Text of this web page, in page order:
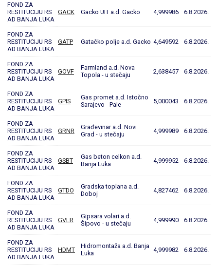
FOND ZA
RESTITUCIJU RS
AD BANJA LUKA
GACK Gacko UIT a.d. Gacko 4,999986 6.8.2026.
FOND ZA
RESTITUCIJU RS
AD BANJA LUKA
GATP Gatačko polje a.d. Gacko 4,649592 6.8.2026.
FOND ZA
RESTITUCIJU RS
AD BANJA LUKA
GOVF
Farmland a.d. Nova
Topola - u stečaju
2,638457 6.8.2026.
FOND ZA
RESTITUCIJU RS
AD BANJA LUKA
GPIS
Gas promet a.d. Istočno
Sarajevo - Pale
5,000043 6.8.2026.
FOND ZA
RESTITUCIJU RS
AD BANJA LUKA
GRNR
Građevinar a.d. Novi
Grad - u stečaju
4,999989 6.8.2026.
FOND ZA
RESTITUCIJU RS
AD BANJA LUKA
GSBT
Gas beton celkon a.d.
Banja Luka
4,999952 6.8.2026.
FOND ZA
RESTITUCIJU RS
AD BANJA LUKA
GTDO
Gradska toplana a.d.
Doboj
4,827462 6.8.2026.
FOND ZA
RESTITUCIJU RS
AD BANJA LUKA
GVLR
Gipsara volari a.d.
Šipovo - u stečaju
4,999990 6.8.2026.
FOND ZA
RESTITUCIJU RS
AD BANJA LUKA
HDMT
Hidromontaža a.d. Banja
Luka
4,999982 6.8.2026.